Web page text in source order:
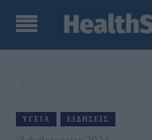
ΥΓΕΊΑ ΕΙΔΉΣΕΙΣ